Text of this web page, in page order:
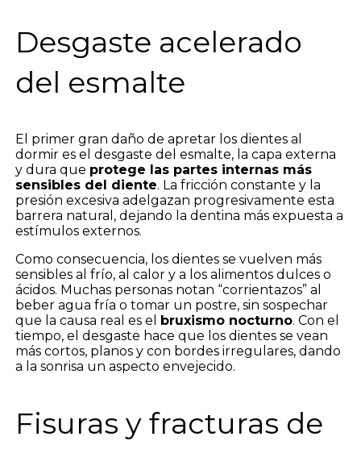
Desgaste acelerado
del esmalte
El primer gran daño de apretar los dientes al
dormir es el desgaste del esmalte, la capa externa
y dura que protege las partes internas más
sensibles del diente. La fricción constante y la
presión excesiva adelgazan progresivamente esta
barrera natural, dejando la dentina más expuesta a
estímulos externos.
Como consecuencia, los dientes se vuelven más
sensibles al frío, al calor y a los alimentos dulces o
ácidos. Muchas personas notan “corrientazos” al
beber agua fría o tomar un postre, sin sospechar
que la causa real es el bruxismo nocturno. Con el
tiempo, el desgaste hace que los dientes se vean
más cortos, planos y con bordes irregulares, dando
a la sonrisa un aspecto envejecido.
Fisuras y fracturas de